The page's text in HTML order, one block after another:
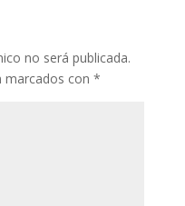
no será publicada.
marcados con *